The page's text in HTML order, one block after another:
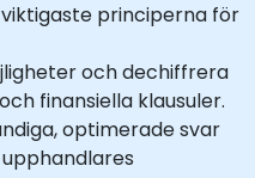
principerna för
och dechiffrera
finansiella klausuler.
optimerade svar